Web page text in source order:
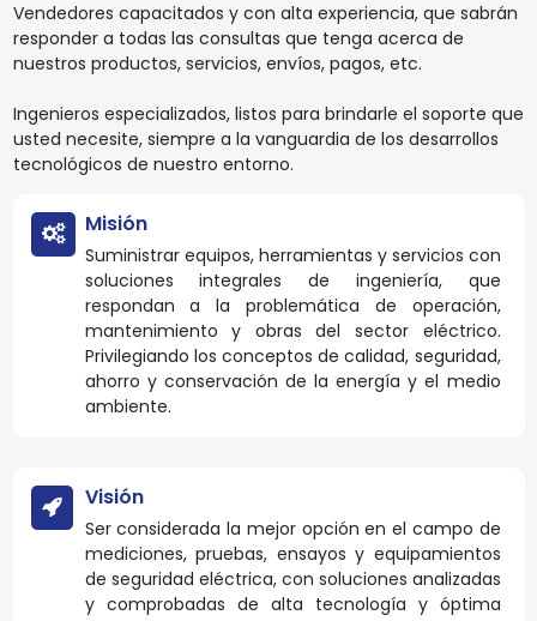
Vendedores capacitados y con alta experiencia, que sabrán
responder a todas las consultas que tenga acerca de
nuestros productos, servicios, envíos, pagos, etc.
Ingenieros especializados, listos para brindarle el soporte que
usted necesite, siempre a la vanguardia de los desarrollos
tecnológicos de nuestro entorno.
Misión
Suministrar equipos, herramientas y servicios con
soluciones integrales de ingeniería, que
respondan a la problemática de operación,
mantenimiento y obras del sector eléctrico.
Privilegiando los conceptos de calidad, seguridad,
ahorro y conservación de la energía y el medio
ambiente.
Visión
Ser considerada la mejor opción en el campo de
mediciones, pruebas, ensayos y equipamientos
de seguridad eléctrica, con soluciones analizadas
y comprobadas de alta tecnología y óptima